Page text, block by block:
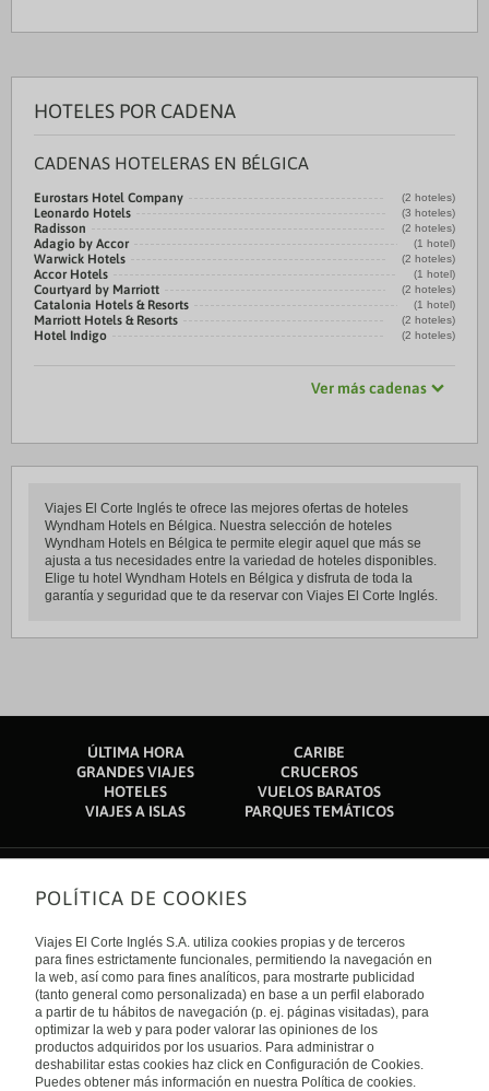
HOTELES POR CADENA
CADENAS HOTELERAS EN BÉLGICA
Eurostars Hotel Company (2 hoteles)
Leonardo Hotels (3 hoteles)
Radisson (2 hoteles)
Adagio by Accor (1 hotel)
Warwick Hotels (2 hoteles)
Accor Hotels (1 hotel)
Courtyard by Marriott (2 hoteles)
Catalonia Hotels & Resorts (1 hotel)
Marriott Hotels & Resorts (2 hoteles)
Hotel Indigo (2 hoteles)
Ver más cadenas
Viajes El Corte Inglés te ofrece las mejores ofertas de hoteles
Wyndham Hotels en Bélgica. Nuestra selección de hoteles
Wyndham Hotels en Bélgica te permite elegir aquel que más se
ajusta a tus necesidades entre la variedad de hoteles disponibles.
Elige tu hotel Wyndham Hotels en Bélgica y disfruta de toda la
garantía y seguridad que te da reservar con Viajes El Corte Inglés.
ÚLTIMA HORA
CARIBE
GRANDES VIAJES
CRUCEROS
HOTELES
VUELOS BARATOS
VIAJES A ISLAS
PARQUES TEMÁTICOS
Sobre nosotros
Quiénes somos
Financiación
Sostenibilidad
Turismo accesible
Tarjeta El Corte Inglés
Trabaja con nosotros
El Corte Inglés
Canal Ético
Enlaces de interés
Guías de viaje
Catálogos
Auto check-in
Condiciones Generales
Política de privacidad
Política de cookies
Internacional
España
POLÍTICA DE COOKIES
Viajes El Corte Inglés S.A. utiliza cookies propias y de terceros
para fines estrictamente funcionales, permitiendo la navegación en
la web, así como para fines analíticos, para mostrarte publicidad
(tanto general como personalizada) en base a un perfil elaborado
a partir de tu hábitos de navegación (p. ej. páginas visitadas), para
optimizar la web y para poder valorar las opiniones de los
productos adquiridos por los usuarios. Para administrar o
deshabilitar estas cookies haz click en Configuración de Cookies.
Puedes obtener más información en nuestra Política de cookies.